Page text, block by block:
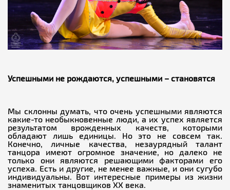
Успешными не рождаются, успешными – становятся
Мы склонны думать, что очень успешными являются
какие-то необыкновенные люди, а их успех является
результатом врожденных качеств, которыми
обладают лишь единицы. Но это не совсем так.
Конечно, личные качества, незаурядный талант
танцора имеют огромное значение, но далеко не
только они являются решающими факторами его
успеха. Есть и другие, не менее важные, и они сугубо
индивидуальны. Вот интересные примеры из жизни
знаменитых танцовщиков ХХ века.